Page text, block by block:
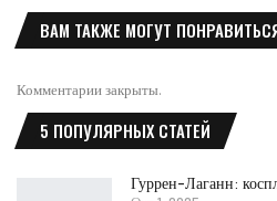
ВАМ ТАКЖЕ МОГУТ
Комментарии закрыты.
5 ПОПУЛЯРНЫХ СТАТЕЙ
Гуррен-Лаганн: